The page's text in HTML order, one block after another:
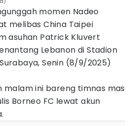
momen Nadeo
melibas China Taipei
asuhan Patrick Kluvert
Lebanon di Stadion
Senin (8/9/2025)
malam ini bareng timnas mas
Borneo FC lewat akun